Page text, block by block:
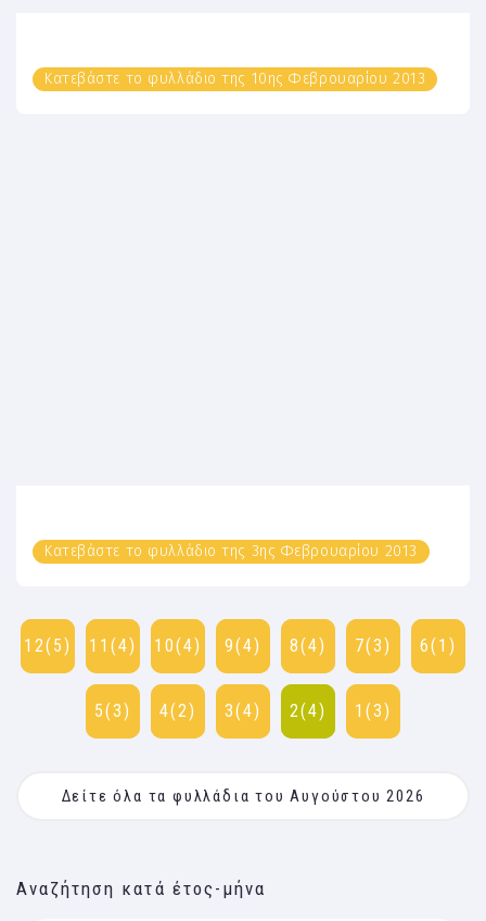
Κατεβάστε το φυλλάδιο της 10ης Φεβρουαρίου 2013
Κατεβάστε το φυλλάδιο της 3ης Φεβρουαρίου 2013
12(5) 11(4) 10(4) 9(4) 8(4) 7(3) 6(1)
5(3) 4(2) 3(4) 2(4) 1(3)
Δείτε όλα τα φυλλάδια του Αυγούστου 2026
Αναζήτηση κατά έτος-μήνα